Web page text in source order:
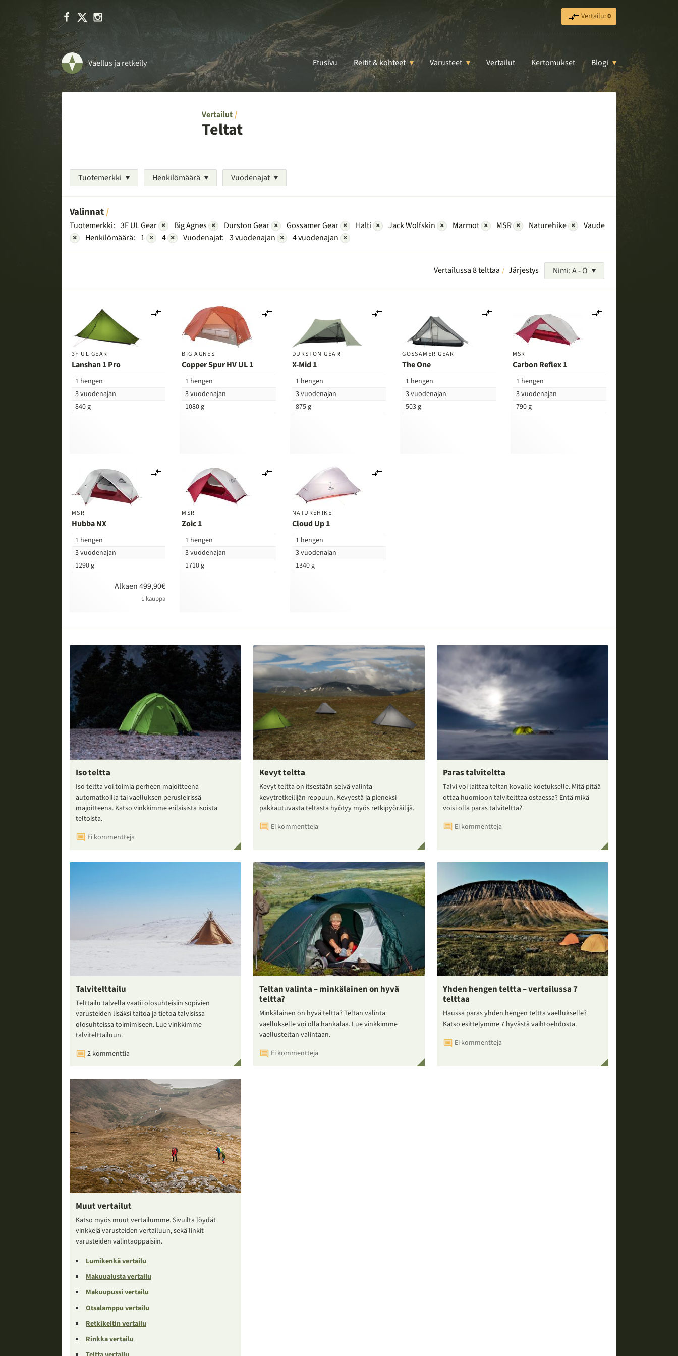
Facebook Vertailu:0
Vaellus ja retkeily Etusivu Reitit & kohteet Varusteet Vertailut Kertomukset Blogi
Vertailut
Teltat
Tuotemerkki Henkilömäärä Vuodenajat
Valinnat
Tuotemerkki: 3F UL Gear × Big Agnes × Durston Gear × Gossamer Gear × Halti × Jack Wolfskin × Marmot × MSR × Naturehike ×
Vaude
×
Henkilömäärä: 1 × 4 × Vuodenajat: 3 vuodenajan × 4 vuodenajan ×
Vertailussa 8 telttaa Järjestys Nimi: A - Ö
3F UL GEAR
Lanshan 1 Pro
1 hengen
3 vuodenajan
840 g
vertailuun
BIG AGNES
Copper Spur HV UL 1
1 hengen
3 vuodenajan
1080 g
DURSTON GEAR
X-Mid 1
1 hengen
3 vuodenajan
875 g
GOSSAMER GEAR
The One
1 hengen
3 vuodenajan
503 g
vertailuun
MSR
Carbon Reflex 1
1 hengen
3 vuodenajan
790 g
MSR
Hubba NX
1 hengen
3 vuodenajan
1290 g
Alkaen 499,90€
1 kauppa
vertailuun
MSR
Zoic 1
1 hengen
3 vuodenajan
1710 g
NATUREHIKE
Cloud Up 1
1 hengen
3 vuodenajan
1340 g
Iso teltta
Iso teltta voi toimia perheen majoitteena
automatkoilla tai vaelluksen perusleirissä
majoitteena. Katso vinkkimme erilaisista isoista
teltoista.
Ei kommentteja
Kevyt teltta
Kevyt teltta on itsestään selvä valinta
kevytretkeilijän reppuun. Kevyestä ja pieneksi
pakkautuvasta teltasta hyötyy myös retkipyöräilijä.
Ei kommentteja
Paras talviteltta
Talvi voi laittaa teltan kovalle koetukselle. Mitä pitää
ottaa huomioon talvitelttaa ostaessa? Entä mikä
voisi olla paras talviteltta?
Ei kommentteja
Talvitelttailu
Telttailu talvella vaatii olosuhteisiin sopivien
varusteiden lisäksi taitoa ja tietoa talvisissa
olosuhteissa toimimiseen. Lue vinkkimme
talvitelttailuun.
2 kommenttia
Teltan valinta – minkälainen on hyvä
teltta?
Minkälainen on hyvä teltta? Teltan valinta
vaellukselle voi olla hankalaa. Lue vinkkimme
vaellusteltan valintaan.
Ei kommentteja
Yhden hengen teltta – vertailussa 7
telttaa
Haussa paras yhden hengen teltta vaellukselle?
Katso esittelymme 7 hyvästä vaihtoehdosta.
Ei kommentteja
Muut vertailut
Katso myös muut vertailumme. Sivuilta löydät
vinkkejä varusteiden vertailuun, sekä linkit
varusteiden valintaoppaisiin.
Lumikenkä vertailu
Makuualusta vertailu
Makuupussi vertailu
Otsalamppu vertailu
Retkikeitin vertailu
Rinkka vertailu